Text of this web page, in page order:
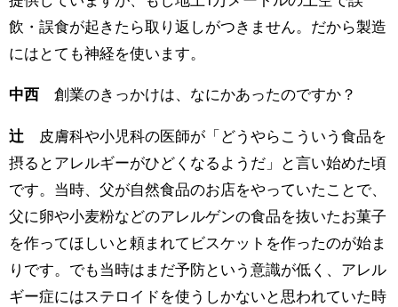
飲・誤食が起きたら取り返しがつきません。だから製造
にはとても神経を使います。
中西 創業のきっかけは、なにかあったのですか？
辻 皮膚科や小児科の医師が「どうやらこういう食品を
摂るとアレルギーがひどくなるようだ」と言い始めた頃
です。当時、父が自然食品のお店をやっていたことで、
父に卵や小麦粉などのアレルゲンの食品を抜いたお菓子
を作ってほしいと頼まれてビスケットを作ったのが始ま
りです。でも当時はまだ予防という意識が低く、アレル
ギー症にはステロイドを使うしかないと思われていた時